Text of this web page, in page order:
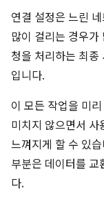
연결 설정은 느린
많이 걸리는 경우가
청을 처리하는 최종
입니다.
이 모든 작업을 미
미치지 않으면서 사
느껴지게 할 수 있
부분은 데이터를 교
다.